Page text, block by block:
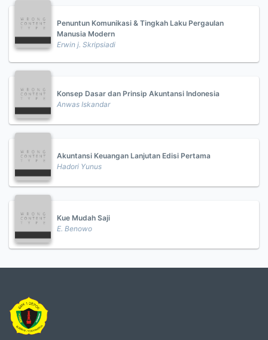
Penuntun Komunikasi & Tingkah Laku Pergaulan
Manusia Modern
Erwin j. Skripsiadi
Konsep Dasar dan Prinsip Akuntansi Indonesia
Anwas Iskandar
Akuntansi Keuangan Lanjutan Edisi Pertama
Hadori Yunus
Kue Mudah Saji
E. Benowo